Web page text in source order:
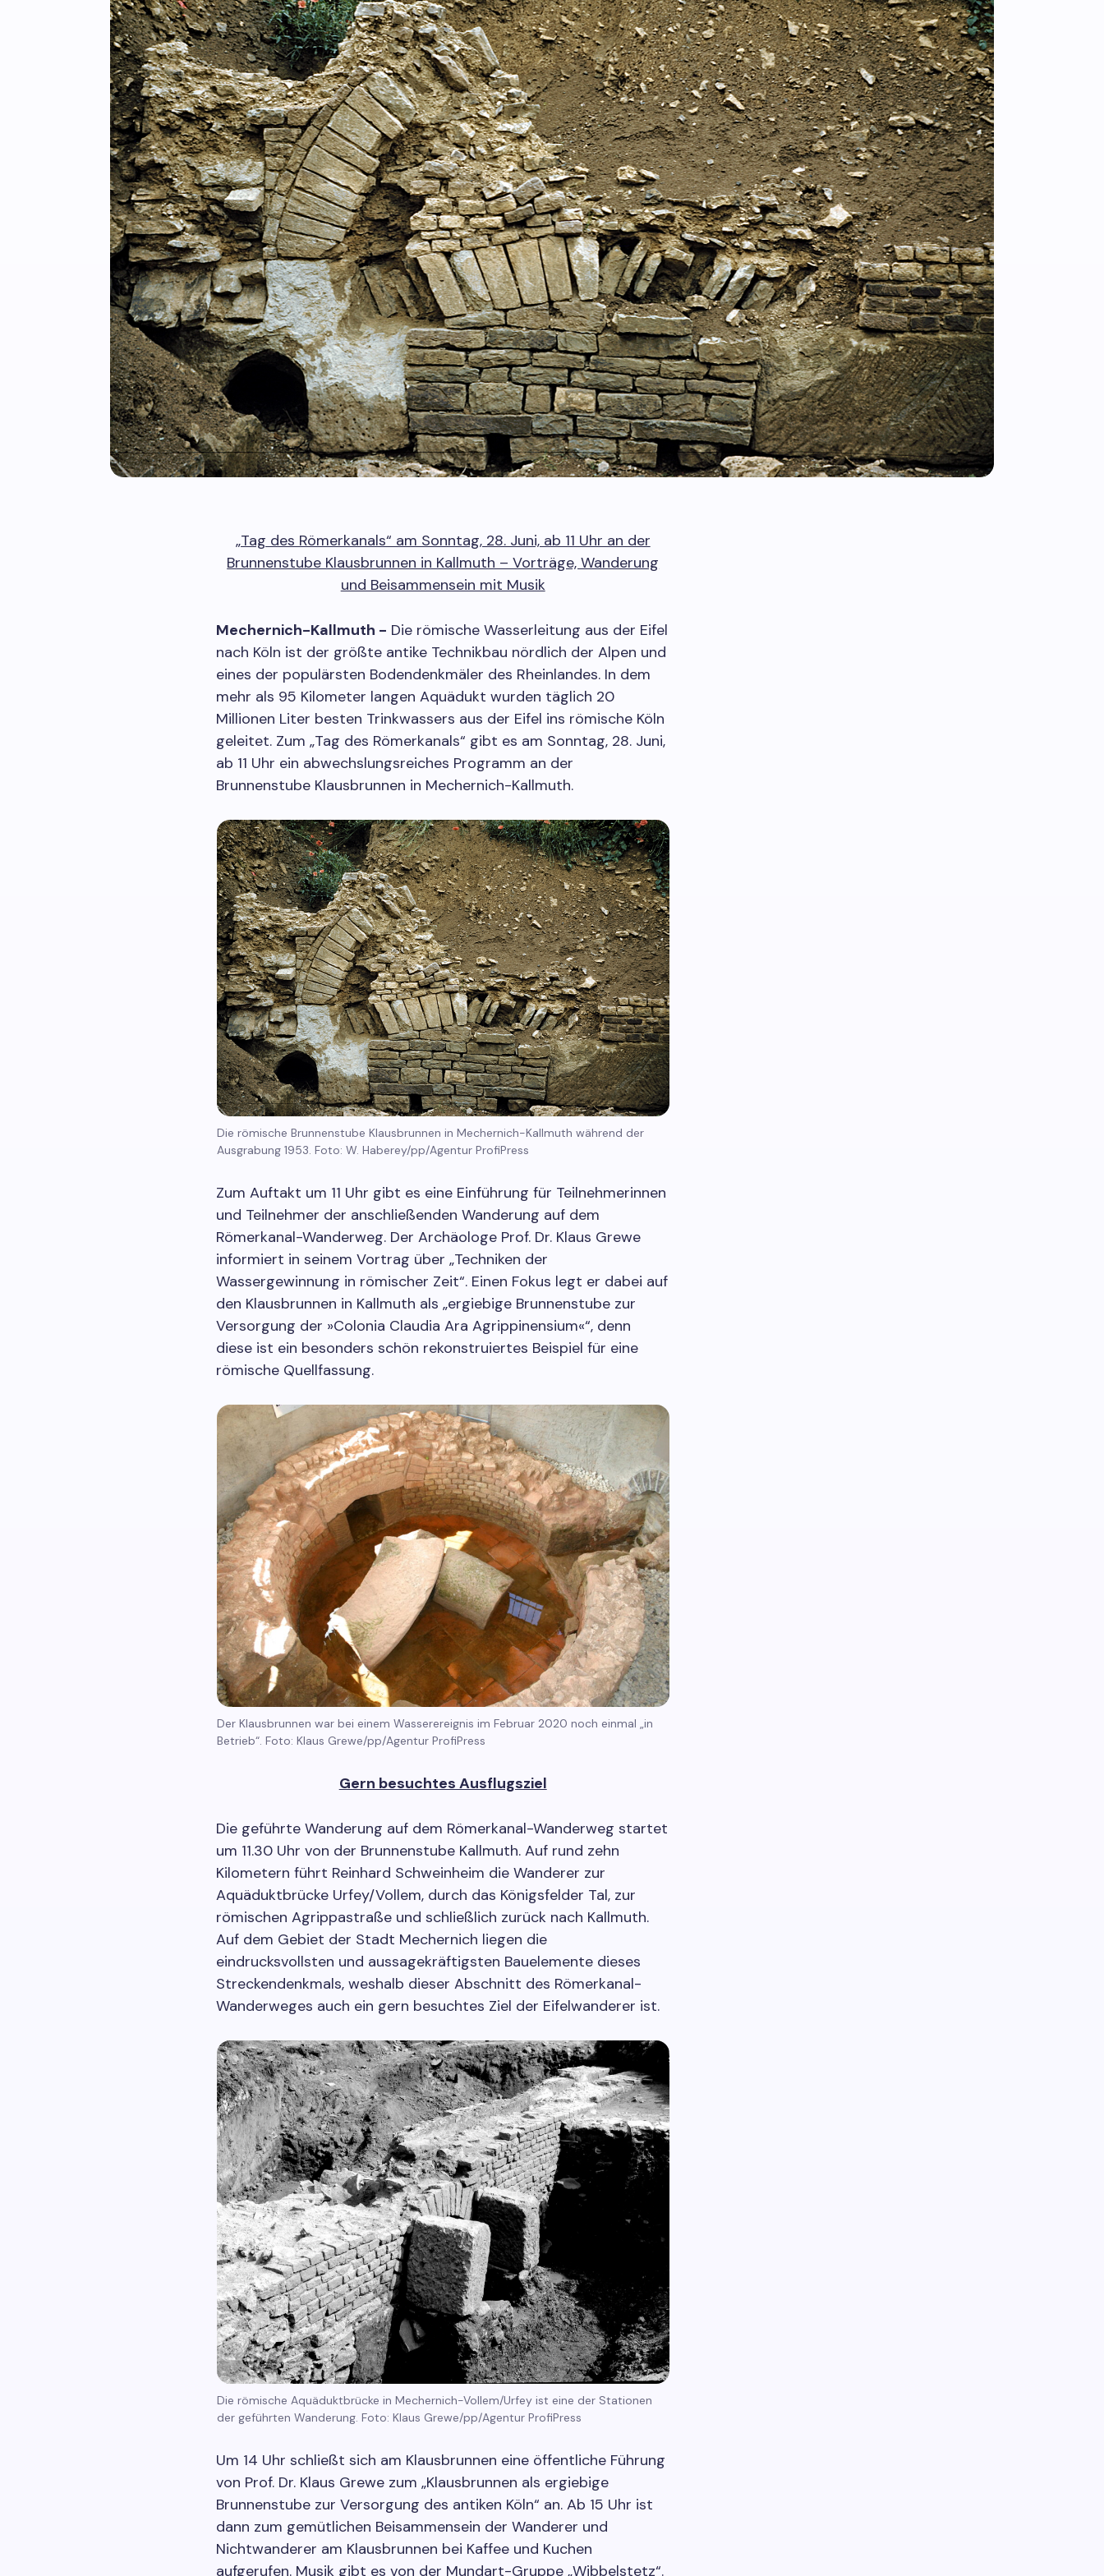
„Tag des Römerkanals“ am Sonntag, 28. Juni, ab 11 Uhr an der
Brunnenstube Klausbrunnen in Kallmuth – Vorträge, Wanderung
und Beisammensein mit Musik
Mechernich-Kallmuth - Die römische Wasserleitung aus der Eifel
nach Köln ist der größte antike Technikbau nördlich der Alpen und
eines der populärsten Bodendenkmäler des Rheinlandes. In dem
mehr als 95 Kilometer langen Aquädukt wurden täglich 20
Millionen Liter besten Trinkwassers aus der Eifel ins römische Köln
geleitet. Zum „Tag des Römerkanals“ gibt es am Sonntag, 28. Juni,
ab 11 Uhr ein abwechslungsreiches Programm an der
Brunnenstube Klausbrunnen in Mechernich-Kallmuth.
Die römische Brunnenstube Klausbrunnen in Mechernich-Kallmuth während der
Ausgrabung 1953. Foto: W. Haberey/pp/Agentur ProfiPress
Zum Auftakt um 11 Uhr gibt es eine Einführung für Teilnehmerinnen
und Teilnehmer der anschließenden Wanderung auf dem
Römerkanal-Wanderweg. Der Archäologe Prof. Dr. Klaus Grewe
informiert in seinem Vortrag über „Techniken der
Wassergewinnung in römischer Zeit“. Einen Fokus legt er dabei auf
den Klausbrunnen in Kallmuth als „ergiebige Brunnenstube zur
Versorgung der »Colonia Claudia Ara Agrippinensium«“, denn
diese ist ein besonders schön rekonstruiertes Beispiel für eine
römische Quellfassung.
Der Klausbrunnen war bei einem Wasserereignis im Februar 2020 noch einmal „in
Betrieb“. Foto: Klaus Grewe/pp/Agentur ProfiPress
Gern besuchtes Ausflugsziel
Die geführte Wanderung auf dem Römerkanal-Wanderweg startet
um 11.30 Uhr von der Brunnenstube Kallmuth. Auf rund zehn
Kilometern führt Reinhard Schweinheim die Wanderer zur
Aquäduktbrücke Urfey/Vollem, durch das Königsfelder Tal, zur
römischen Agrippastraße und schließlich zurück nach Kallmuth.
Auf dem Gebiet der Stadt Mechernich liegen die
eindrucksvollsten und aussagekräftigsten Bauelemente dieses
Streckendenkmals, weshalb dieser Abschnitt des Römerkanal-
Wanderweges auch ein gern besuchtes Ziel der Eifelwanderer ist.
Die römische Aquäduktbrücke in Mechernich-Vollem/Urfey ist eine der Stationen
der geführten Wanderung. Foto: Klaus Grewe/pp/Agentur ProfiPress
Um 14 Uhr schließt sich am Klausbrunnen eine öffentliche Führung
von Prof. Dr. Klaus Grewe zum „Klausbrunnen als ergiebige
Brunnenstube zur Versorgung des antiken Köln“ an. Ab 15 Uhr ist
dann zum gemütlichen Beisammensein der Wanderer und
Nichtwanderer am Klausbrunnen bei Kaffee und Kuchen
aufgerufen. Musik gibt es von der Mundart-Gruppe „Wibbelstetz“.